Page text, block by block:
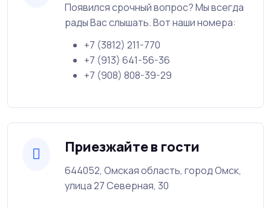
Появился срочный вопрос? Мы всегда
рады Вас слышать. Вот наши номера:
+7 (3812) 211-770
+7 (913) 641-56-36
+7 (908) 808-39-29
Приезжайте в гости
644052, Омская область, город Омск,
улица 27 Северная, 30